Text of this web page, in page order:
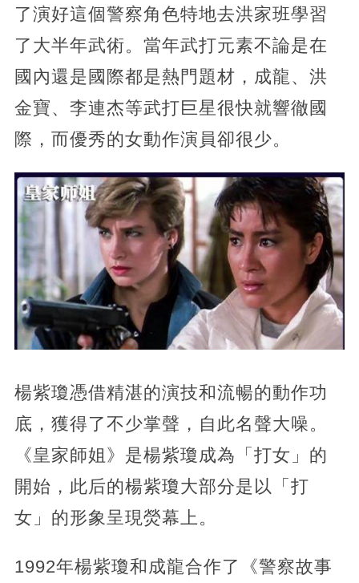
了演好這個警察角色特地去洪家班學習
了大半年武術。當年武打元素不論是在
國內還是國際都是熱門題材，成龍、洪
金寶、李連杰等武打巨星很快就響徹國
際，而優秀的女動作演員卻很少。
楊紫瓊憑借精湛的演技和流暢的動作功
底，獲得了不少掌聲，自此名聲大噪。
《皇家師姐》是楊紫瓊成為「打女」的
開始，此后的楊紫瓊大部分是以「打
女」的形象呈現熒幕上。
1992年楊紫瓊和成龍合作了《警察故事